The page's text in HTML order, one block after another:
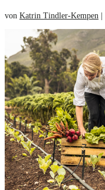
von Katrin Tindler-Kempen